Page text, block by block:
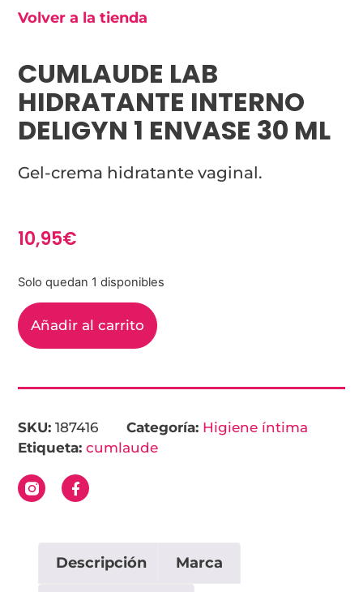
Volver a la tienda
CUMLAUDE LAB
HIDRATANTE INTERNO
DELIGYN 1 ENVASE 30 ML
Gel-crema hidratante vaginal.
10,95€
Solo quedan 1 disponibles
Añadir al carrito
SKU:187416 Categoría: Higiene íntima
Etiqueta: cumlaude
Descripción Marca